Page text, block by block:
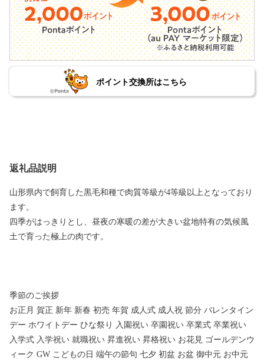
ポイント交換所はこちら
返礼品説明
山形県内で飼育した黒毛和種で肉質等級が4等級以上となっており
ます。
四季がはっきりとし、昼夜の寒暖の差が大きい盆地特有の気候風
土で育った極上の肉です。
季節のご挨拶
お正月 賀正 新年 新春 初売 年賀 成人式 成人祝 節分 バレンタイン
デー ホワイトデー ひな祭り 入園祝い 卒園祝い 卒業式 卒業祝い
入学式 入学祝い 就職祝い 昇進祝い 昇格祝い お花見 ゴールデンウ
ィーク GW こどもの日 端午の節句 七夕 初盆 お盆 御中元 お中元